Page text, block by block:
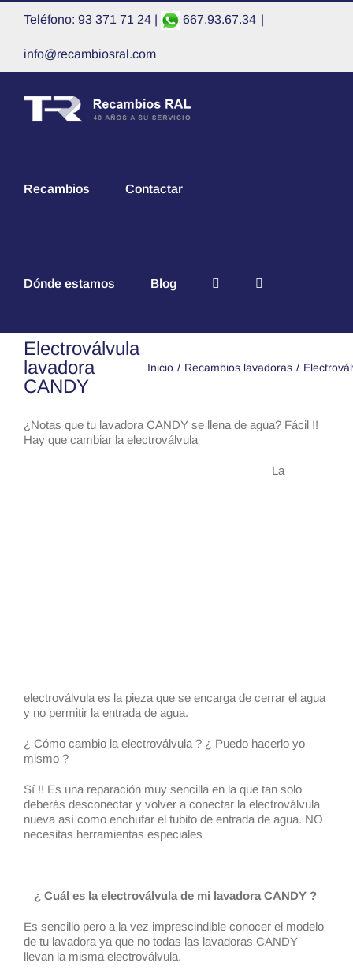
Saltar
Teléfono: 93 371 71 24 | 667.93.67.34 |
info@recambiosral.com
Recambios Contactar
Dónde estamos Blog
Electroválvula
lavadora
CANDY
Inicio Recambios lavadoras
¿Notas que tu lavadora CANDY se llena de agua? Fácil !!
Hay que cambiar la electroválvula
La
electroválvula es la pieza que se encarga de cerrar el agua
y no permitir la entrada de agua.
¿ Cómo cambio la electroválvula ? ¿ Puedo hacerlo yo
mismo ?
Sí !! Es una reparación muy sencilla en la que tan solo
deberás desconectar y volver a conectar la electroválvula
nueva así como enchufar el tubito de entrada de agua. NO
necesitas herramientas especiales
¿ Cuál es la electroválvula de mi lavadora CANDY ?
Es sencillo pero a la vez imprescindible conocer el modelo
de tu lavadora ya que no todas las lavadoras CANDY
llevan la misma electroválvula.